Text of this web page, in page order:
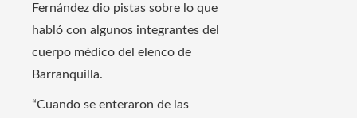
Fernández dio pistas sobre lo que
habló con algunos integrantes del
cuerpo médico del elenco de
Barranquilla.
“Cuando se enteraron de las